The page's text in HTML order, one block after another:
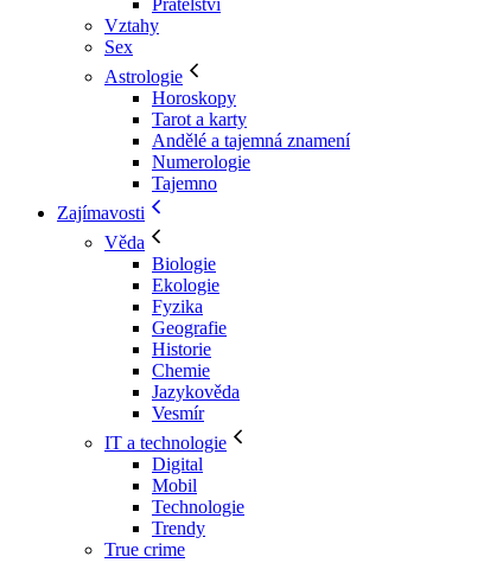
Přátelství
Vztahy
Sex
Astrologie
Horoskopy
Tarot a karty
Andělé a tajemná znamení
Numerologie
Tajemno
Zajímavosti
Věda
Biologie
Ekologie
Fyzika
Geografie
Historie
Chemie
Jazykověda
Vesmír
IT a technologie
Digital
Mobil
Technologie
Trendy
True crime